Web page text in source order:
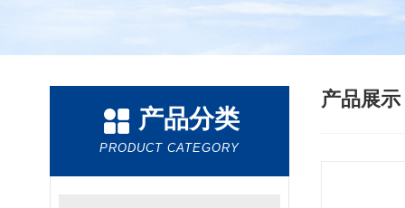
产品分类
PRODUCT CATEGORY
产品展示